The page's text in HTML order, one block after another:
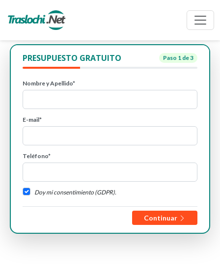
PRESUPUESTO GRATUITO Paso 1 de 3
Nombre y Apellido*
E-mail*
Teléfono*
Doy mi consentimiento (GDPR).
Continuar